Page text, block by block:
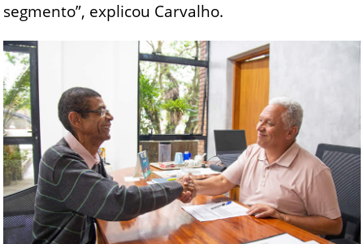
segmento”, explicou Carvalho.